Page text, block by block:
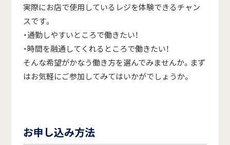
実際にお店で使用しているレジを体験できるチャン
スです。
・通勤しやすいところで働きたい！
・時間を融通してくれるところで働きたい！
そんな希望がかなう働き方を選んでみませんか。まず
はお気軽にご参加してみてはいかがでしょうか。
お申し込み方法